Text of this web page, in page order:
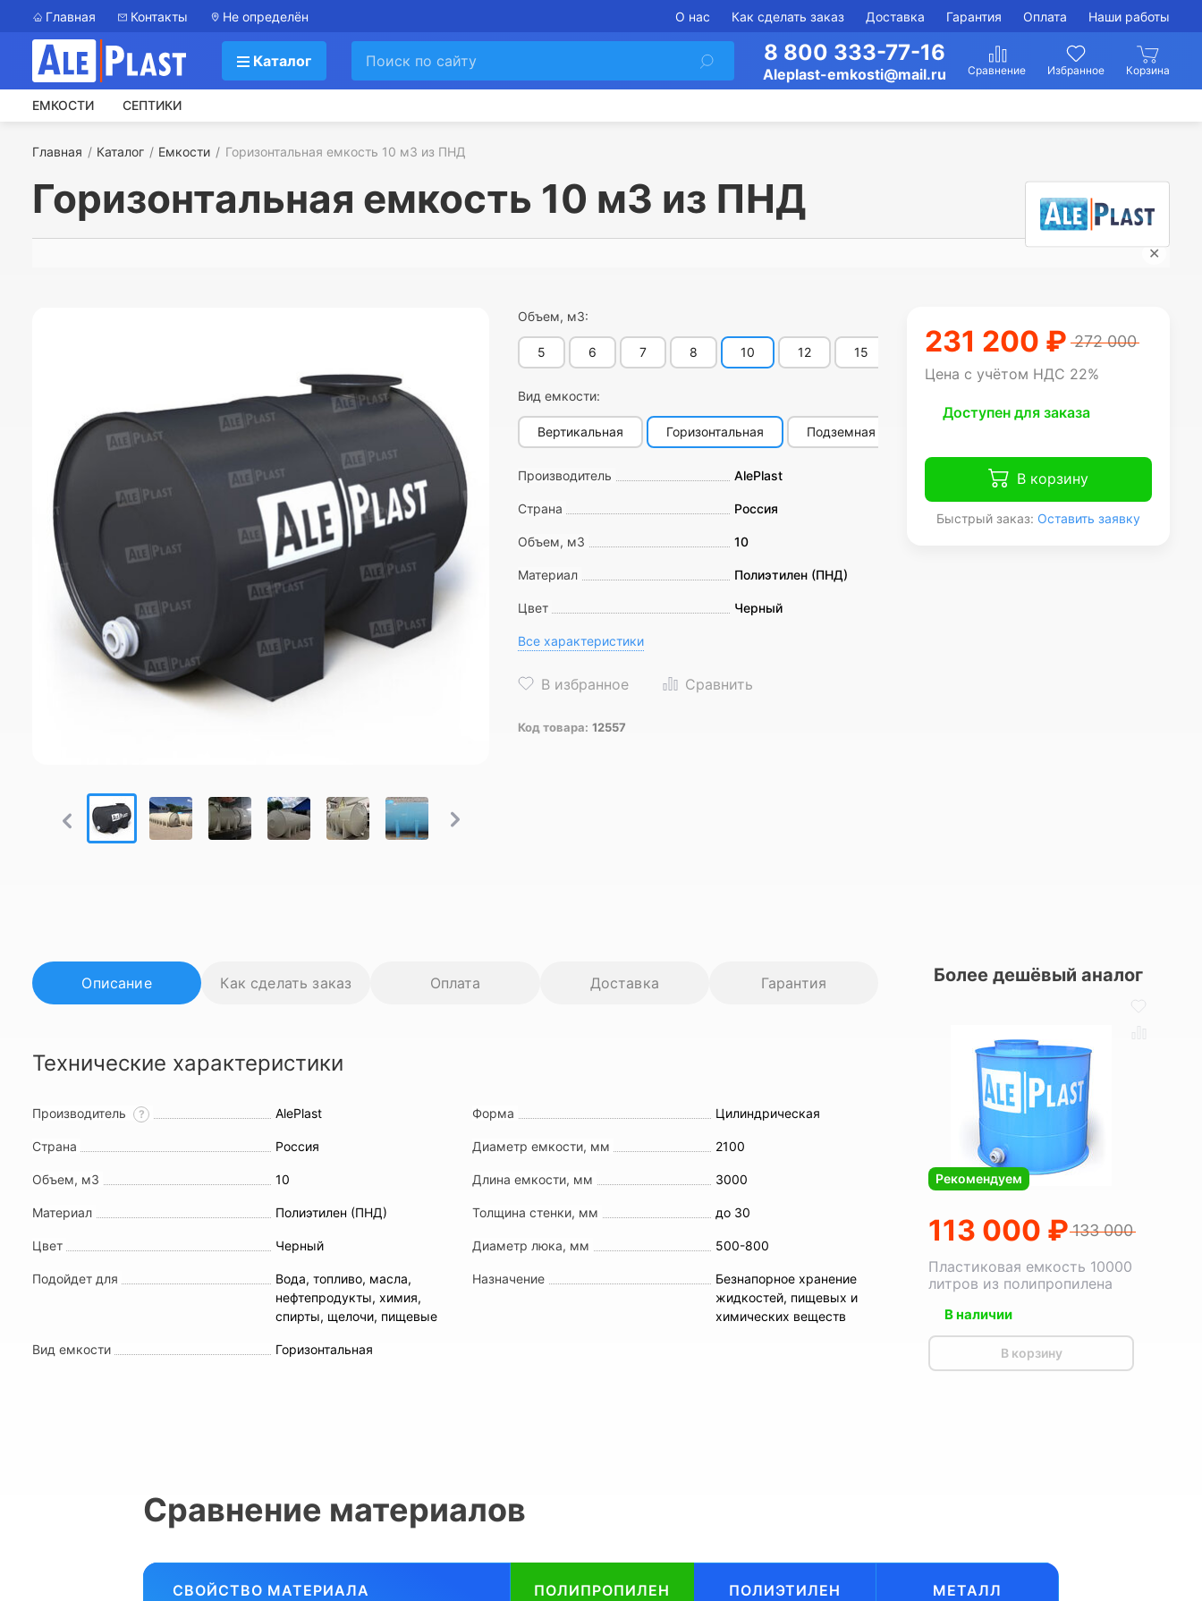
Главная Контакты Не определён О нас Как сделать заказ Доставка Гарантия Оплата Наши работы
Каталог 8 800 333-77-16
Aleplast-emkosti@mail.ru
ЕМКОСТИ СЕПТИКИ
Главная Каталог Емкости Горизонтальная емкость 10 м3 из ПНД
Горизонтальная емкость 10 м3 из ПНД
✕
Объем, м3:
5 6 7 8 10 12 15 16 20 25 30
Вид емкости:
Вертикальная Горизонтальная Подземная
Производитель AlePlast
Страна Россия
Объем, м3 10
Материал Полиэтилен (ПНД)
Цвет Черный
Все характеристики
Код товара: 12557
231 200 ₽ 272 000
Цена с учётом НДС 22%
Доступен для заказа
В корзину
Быстрый заказ: Оставить заявку
Описание Как сделать заказ Оплата Доставка Гарантия
Технические характеристики
Производитель ? AlePlast
Страна Россия
Объем, м3 10
Материал Полиэтилен (ПНД)
Цвет Черный
Подойдет для
Вода, топливо, масла,
нефтепродукты, химия,
спирты, щелочи, пищевые
Вид емкости Горизонтальная
Форма Цилиндрическая
Диаметр емкости, мм 2100
Длина емкости, мм 3000
Толщина стенки, мм до 30
Диаметр люка, мм 500-800
Назначение
Безнапорное хранение
жидкостей, пищевых и
химических веществ
Более дешёвый аналог
Пластиковая емкость 10000
литров из полипропилена
Рекомендуем
В наличии
113 000 ₽ 133 000
В корзину
Сравнение материалов
СВОЙСТВО МАТЕРИАЛА ПОЛИПРОПИЛЕН ПОЛИЭТИЛЕН МЕТАЛЛ